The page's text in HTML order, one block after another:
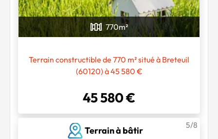
Chargement...
770m²
Terrain constructible de 770 m² situé à Breteuil
(60120) à 45 580 €
45 580 €
Terrain à bâtir
5/8